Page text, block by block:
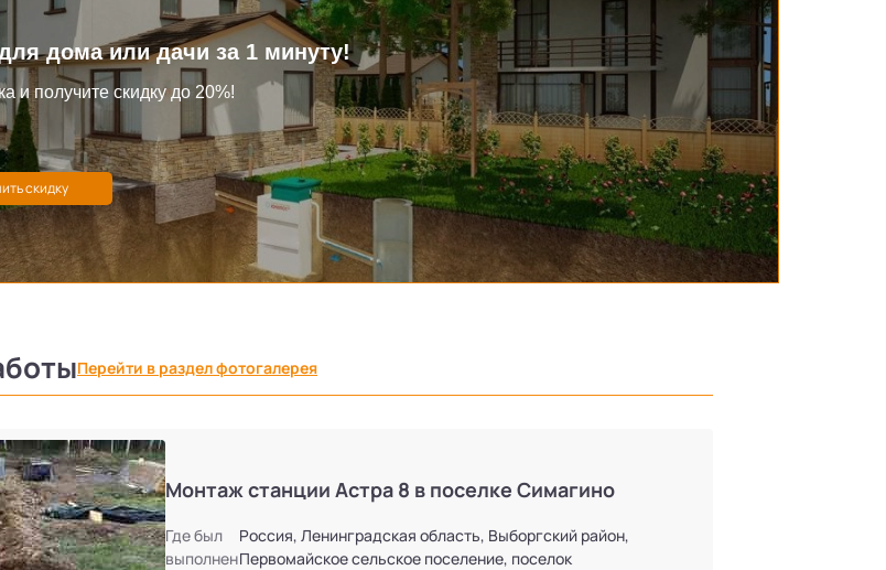
дома или дачи за 1 минуту!
и получите скидку до 20%!
Перейти в раздел фотогалерея
Монтаж станции Астра 8 в поселке Симагино
Где был
выполнен
Россия, Ленинградская область, Выборгский район,
Первомайское сельское поселение, поселок